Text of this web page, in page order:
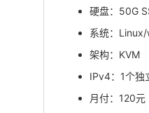
硬盘：50G
系统：Linux/
架构：KVM
IPv4：1个独
月付：120元